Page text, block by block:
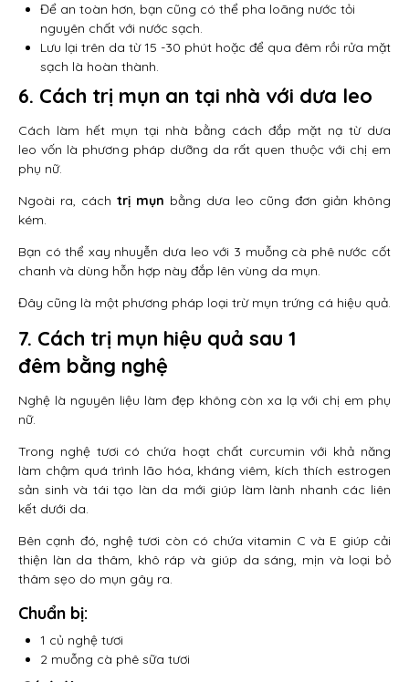
Để an toàn hơn, bạn cũng có thể pha loãng nước tỏi
nguyên chất với nước sạch.
Lưu lại trên da từ 15 -30 phút hoặc để qua đêm rồi rửa mặt
sạch là hoàn thành.
6. Cách trị mụn an tại nhà với dưa leo
Cách làm hết mụn tại nhà bằng cách đắp mặt nạ từ dưa
leo vốn là phương pháp dưỡng da rất quen thuộc với chị em
phụ nữ.
Ngoài ra, cách trị mụn bằng dưa leo cũng đơn giản không
kém.
Bạn có thể xay nhuyễn dưa leo với 3 muỗng cà phê nước cốt
chanh và dùng hỗn hợp này đắp lên vùng da mụn.
Đây cũng là một phương pháp loại trừ mụn trứng cá hiệu quả.
7. Cách trị mụn hiệu quả sau 1
đêm bằng nghệ
Nghệ là nguyên liệu làm đẹp không còn xa lạ với chị em phụ
nữ.
Trong nghệ tươi có chứa hoạt chất curcumin với khả năng
làm chậm quá trình lão hóa, kháng viêm, kích thích estrogen
sản sinh và tái tạo làn da mới giúp làm lành nhanh các liên
kết dưới da.
Bên cạnh đó, nghệ tươi còn có chứa vitamin C và E giúp cải
thiện làn da thâm, khô ráp và giúp da sáng, mịn và loại bỏ
thâm sẹo do mụn gây ra.
Chuẩn bị:
1 củ nghệ tươi
2 muỗng cà phê sữa tươi